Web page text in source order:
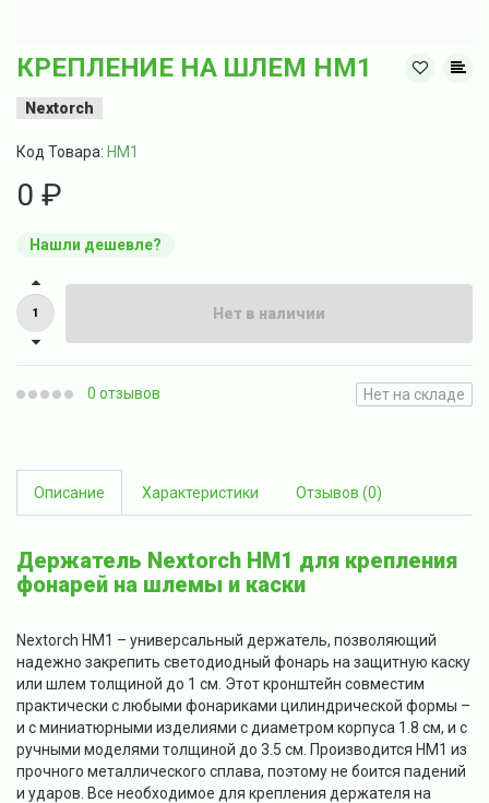
КРЕПЛЕНИЕ НА ШЛЕМ HM1
Nextorch
Код Товара: HM1
0 ₽
Нашли дешевле?
Нет в наличии
0 отзывов Нет на складе
Описание Характеристики Отзывов (0)
Держатель Nextorch HM1 для крепления
фонарей на шлемы и каски
Nextorch HM1 – универсальный держатель, позволяющий
надежно закрепить светодиодный фонарь на защитную каску
или шлем толщиной до 1 см. Этот кронштейн совместим
практически с любыми фонариками цилиндрической формы –
и с миниатюрными изделиями с диаметром корпуса 1.8 см, и с
ручными моделями толщиной до 3.5 см. Производится HM1 из
прочного металлического сплава, поэтому не боится падений
и ударов. Все необходимое для крепления держателя на